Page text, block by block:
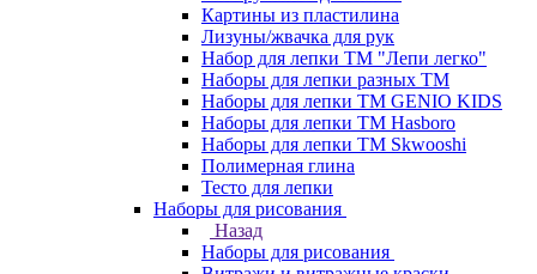
Картины из пластилина
Лизуны/жвачка для рук
Набор для лепки ТМ "Лепи легко"
Наборы для лепки разных ТМ
Наборы для лепки ТМ GENIO KIDS
Наборы для лепки ТМ Hasboro
Наборы для лепки ТМ Skwooshi
Полимерная глина
Тесто для лепки
Наборы для рисования
Назад
Наборы для рисования